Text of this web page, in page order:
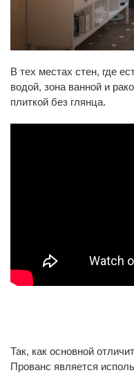
В тех местах стен, где
водой, зона ванной и
плиткой без глянца.
Так, как основной
Прованс является